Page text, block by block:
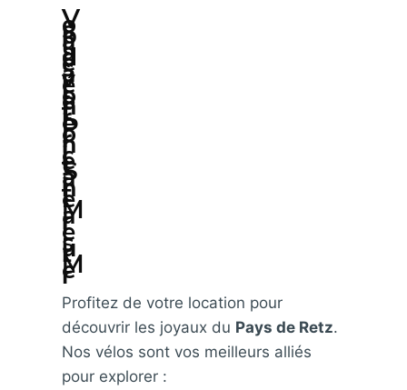
V
o
s
b
a
l
a
d
e
s
à
v
é
l
o
e
n
t
r
e
P
o
r
n
i
c
e
t
S
a
i
n
t
e
-
M
a
r
i
e
-
s
u
r
-
M
e
r
Profitez de votre location pour
découvrir les joyaux du Pays de Retz.
Nos vélos sont vos meilleurs alliés
pour explorer :